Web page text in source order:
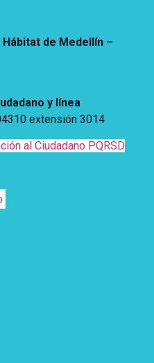
de Medellín –
y línea
extensión 3014
al Ciudadano PQRSD